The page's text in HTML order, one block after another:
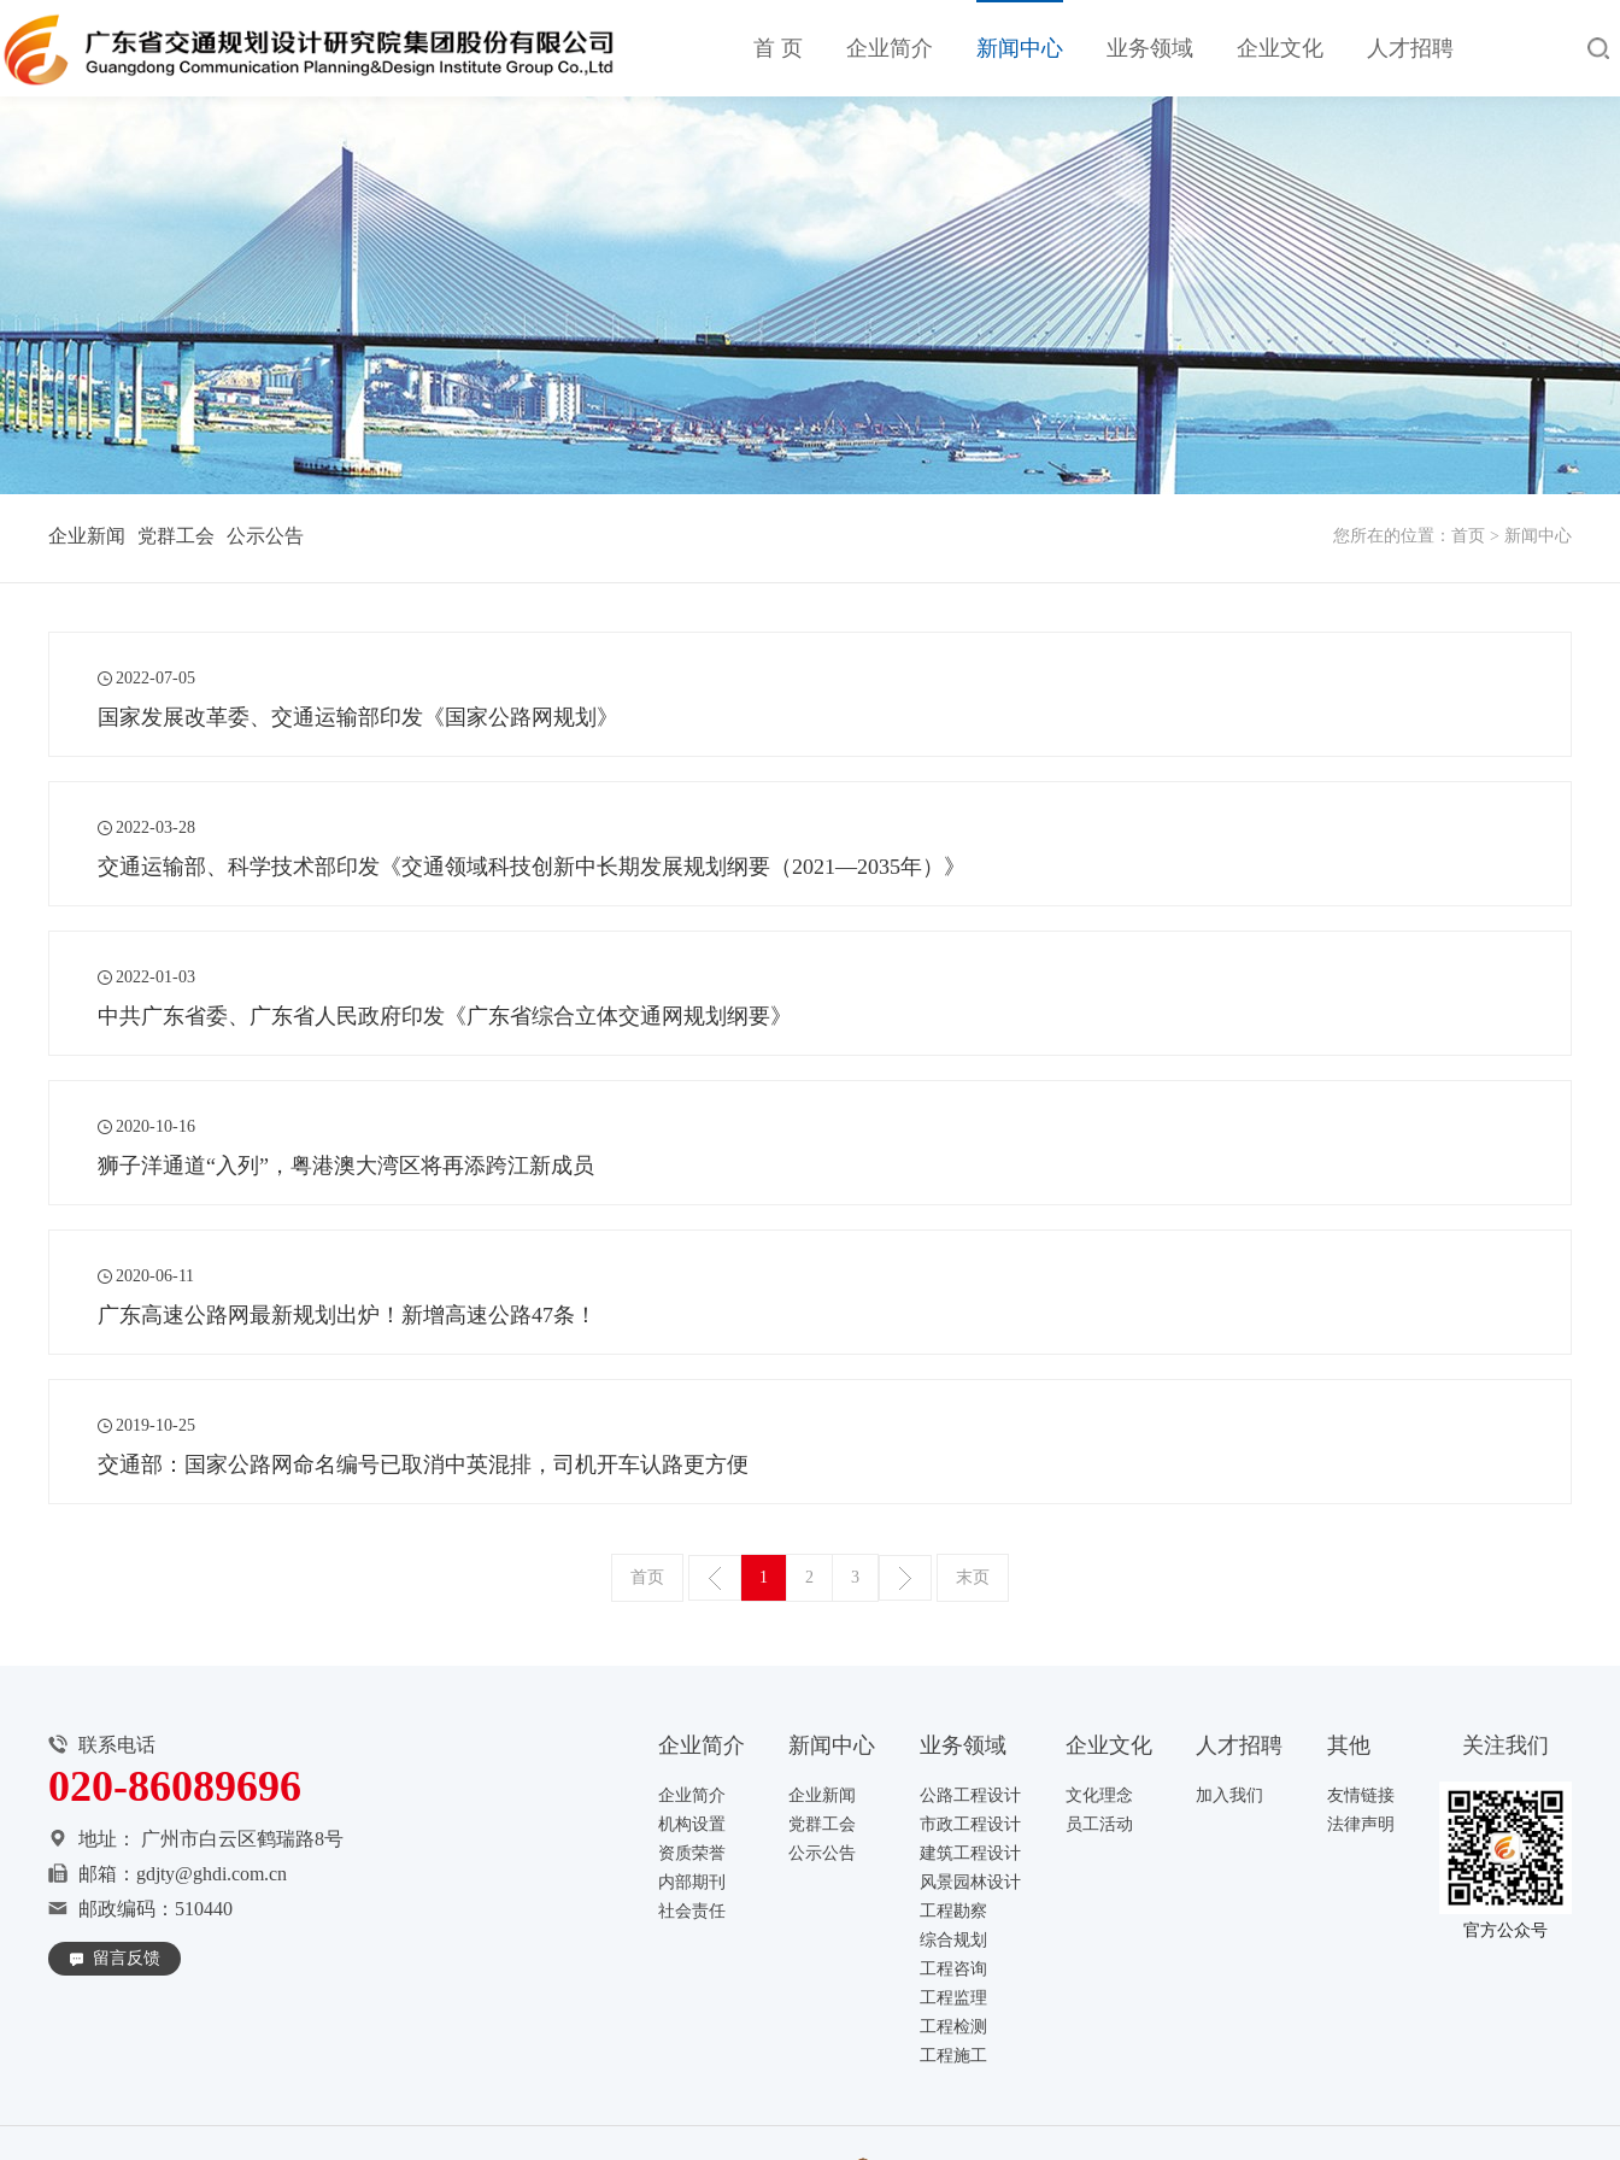
首 页 企业简介 新闻中心 业务领域 企业文化 人才招聘
您所在的位置： 首页 > 新闻中心
企业新闻 党群工会 公示公告
2022-07-05
国家发展改革委、交通运输部印发《国家公路网规划》
2022-03-28
交通运输部、科学技术部印发《交通领域科技创新中长期发展规划纲要（2021—2035年）》
2022-01-03
中共广东省委、广东省人民政府印发《广东省综合立体交通网规划纲要》
2020-10-16
狮子洋通道“入列”，粤港澳大湾区将再添跨江新成员
2020-06-11
广东高速公路网最新规划出炉！新增高速公路47条！
2019-10-25
交通部：国家公路网命名编号已取消中英混排，司机开车认路更方便
首页 1 2 3 末页
联系电话
020-86089696
地址： 广州市白云区鹤瑞路8号
邮箱：gdjty@ghdi.com.cn
邮政编码：510440
留言反馈
企业简介
企业简介
机构设置
资质荣誉
内部期刊
社会责任
新闻中心
企业新闻
党群工会
公示公告
业务领域
公路工程设计
市政工程设计
建筑工程设计
风景园林设计
工程勘察
综合规划
工程咨询
工程监理
工程检测
工程施工
企业文化
文化理念
员工活动
人才招聘
加入我们
其他
友情链接
法律声明
关注我们
官方公众号